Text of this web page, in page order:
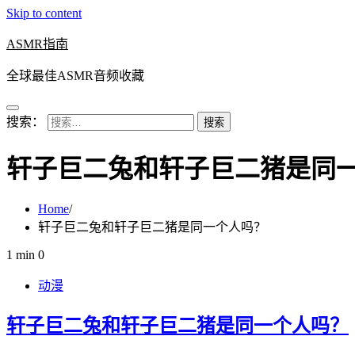
Skip to content
ASMR指南
全球最佳ASMR音频收藏
搜索：
轩子巨二兔和轩子巨二猪是同
Home
轩子巨二兔和轩子巨二猪是同一个人吗？
1 min 0
动漫
轩子巨二兔和轩子巨二猪是同一个人吗？